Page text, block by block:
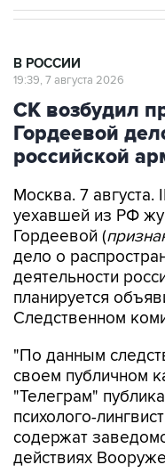
СК возбудил
Гордеевой
российской
Москва. 7 августа.
Гордеевой (
дело о
деятельности
планируется
Следственном
"По данным
"Телеграм"
психолого-
содержат
действиях
мирного
сообщении СКР в